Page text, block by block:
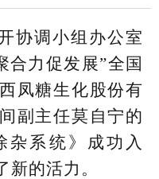
协调小组办公室
力促发展”全国
凤糖生化股份有
副主任莫自宁的
杂系统》成功入
的活力。